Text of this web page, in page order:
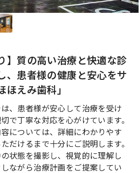
】質の高い治療と快適な診
、患者様の健康と安心をサ
えみ歯科」
は、患者様が安心して治療を受け
で丁寧な対応を心がけています。
については、詳細にわかりやす
だけるまで十分にご説明します。
状態を撮影し、視覚的に理解し
ながら治療計画をご提案してい